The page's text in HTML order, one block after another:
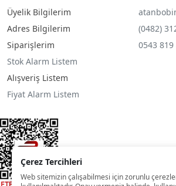
Üyelik Bilgilerim
Adres Bilgilerim
Siparişlerim
Stok Alarm Listem
Alışveriş Listem
Fiyat Alarm Listem
(0482)
0543 819
Çerez Tercihleri
Web sitemizin çalışabilmesi için zorunlu